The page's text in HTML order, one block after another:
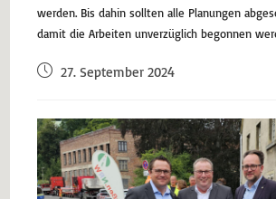
werden. Bis dahin sollten alle Planungen
damit die Arbeiten unverzüglich begonnen
27. September 2024